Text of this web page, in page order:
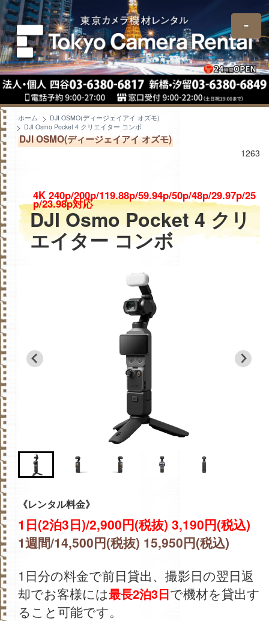
≡
ホーム
DJI OSMO(ディージェイアイ オズモ)
DJI Osmo Pocket 4 クリエイター コンボ
DJI OSMO(ディージェイアイ オズモ)
1263
4K 240p/200p/119.88p/59.94p/50p/48p/29.97p/25
p/23.98p対応
DJI Osmo Pocket 4 クリ
エイター コンボ
《レンタル料金》
1日(2泊3日)/2,900円(税抜) 3,190円(税込)
1週間/14,500円(税抜) 15,950円(税込)
1日分の料金で前日貸出、撮影日の翌日返
却でお客様には最長2泊3日で機材を貸出す
ること可能です。